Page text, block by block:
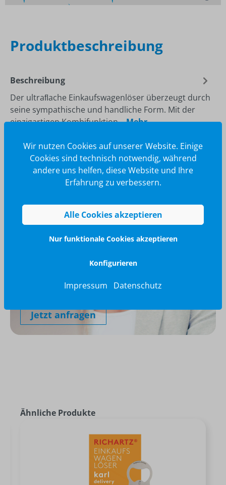
Produktbeschreibung
Beschreibung
Der ultraﬂache Einkaufswagenlöser überzeugt durch
seine sympathische und handliche Form. Mit der
einzigartigen Kombifunktion…Mehr
Wir glänzen für Sie
040 / 570 18 25 70
Jetzt anfragen
Ähnliche Produkte
Wir nutzen Cookies auf unserer Website. Einige
Cookies sind technisch notwendig, während
andere uns helfen, diese Website und Ihre
Erfahrung zu verbessern.
Alle Cookies akzeptieren
Nur funktionale Cookies akzeptieren
Konfigurieren
Impressum Datenschutz